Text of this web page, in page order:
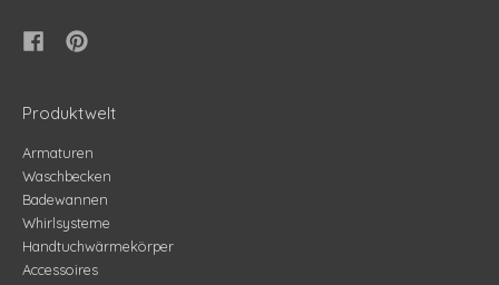
Produktwelt
Armaturen
Waschbecken
Badewannen
Whirlsysteme
Handtuchwärmekörper
Accessoires